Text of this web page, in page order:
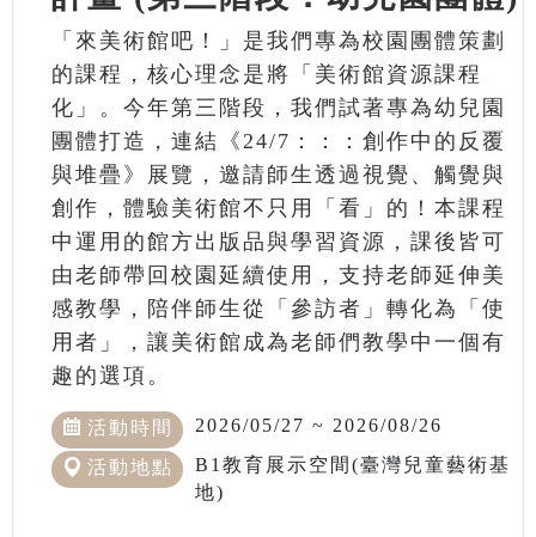
「來美術館吧！」是我們專為校園團體策劃
的課程，核心理念是將「美術館資源課程
化」。今年第三階段，我們試著專為幼兒園
團體打造，連結《24/7：：：創作中的反覆
與堆疊》展覽，邀請師生透過視覺、觸覺與
創作，體驗美術館不只用「看」的！本課程
中運用的館方出版品與學習資源，課後皆可
由老師帶回校園延續使用，支持老師延伸美
感教學，陪伴師生從「參訪者」轉化為「使
用者」，讓美術館成為老師們教學中一個有
趣的選項。
活動時間 2026/05/27 ~ 2026/08/26
活動地點
B1教育展示空間(臺灣兒童藝術基
地)